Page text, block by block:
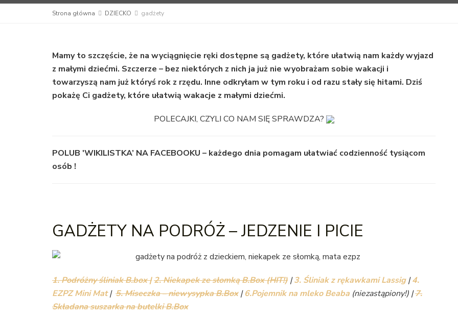
Strona główna DZIECKO gadżety
Mamy to szczęście, że na wyciągnięcie ręki dostępne są gadżety, które ułatwią nam każdy wyjazd
z małymi dziećmi. Szczerze – bez niektórych z nich ja już nie wyobrażam sobie wakacji i
towarzyszą nam już któryś rok z rzędu. Inne odkryłam w tym roku i od razu stały się hitami. Dziś
pokażę Ci gadżety, które ułatwią wakacje z małymi dziećmi.
POLECAJKI, CZYLI CO NAM SIĘ SPRAWDZA?
POLUB 'WIKILISTKA’ NA FACEBOOKU – każdego dnia pomagam ułatwiać codzienność tysiącom
osób !
GADŻETY NA PODRÓŻ – JEDZENIE I PICIE
1. Podróżny śliniak B.box |2. Niekapek ze słomką B.Box (HIT!) | 3. Śliniak z rękawkami Lassig|4.
EZPZ Mini Mat| 5. Miseczka – niewysypka B.Box|6.Pojemnik na mleko Beaba (niezastąpiony!) |7.
Składana suszarka na butelki B.Box